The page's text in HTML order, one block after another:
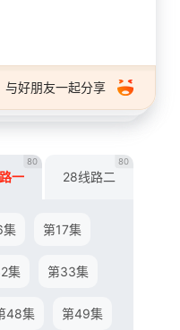
与好朋友一起分享
一
80
28线路二
80
集 第17集
集 第33集
48集 第49集